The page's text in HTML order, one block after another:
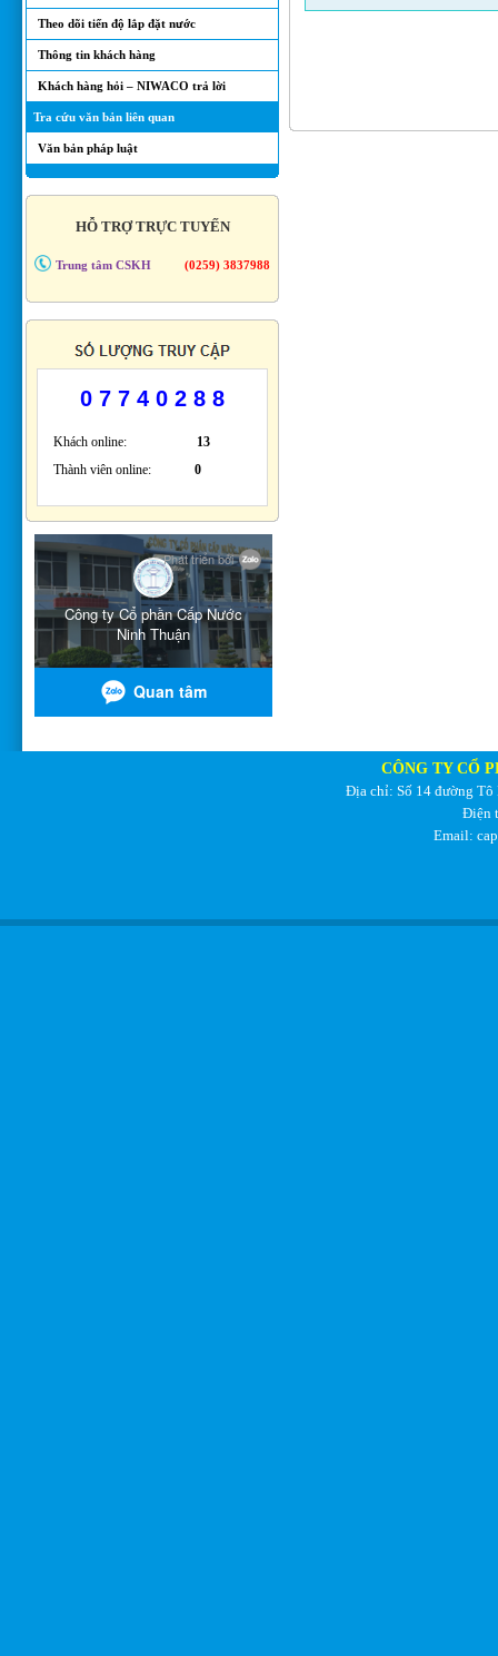
Theo dõi tiến độ lắp đặt nước
Thông tin khách hàng
Khách hàng hỏi – NIWACO trả lời
Tra cứu văn bản liên quan
Văn bản pháp luật
HỖ TRỢ TRỰC TUYẾN
Trung tâm CSKH (0259) 3837988
0 7 7 4 0 2 8 8
Khách online: 13
Thành viên online: 0
CÔNG TY CỔ
Địa chỉ: Số 14 đường Tô
Điện
Email: